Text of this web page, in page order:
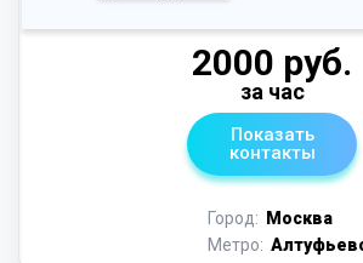
Город:
Москва
Метро:
2000 руб.
за час
Показать
контакты